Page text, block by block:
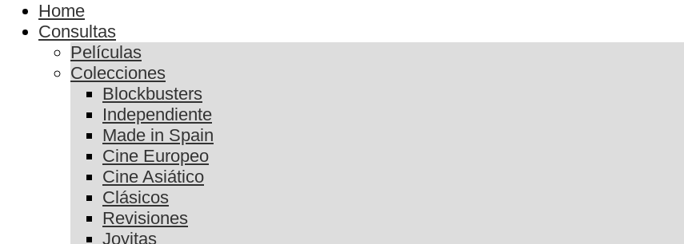
Home
Consultas
Películas
Colecciones
Blockbusters
Independiente
Made in Spain
Cine Europeo
Cine Asiático
Clásicos
Revisiones
Joyitas